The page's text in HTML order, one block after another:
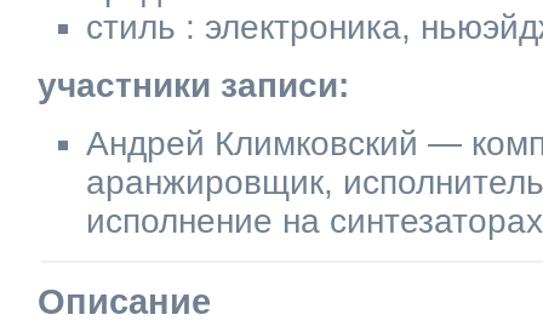
стиль : электроника,
участники записи:
Андрей Климковский —
аранжировщик,
исполнение на
Описание